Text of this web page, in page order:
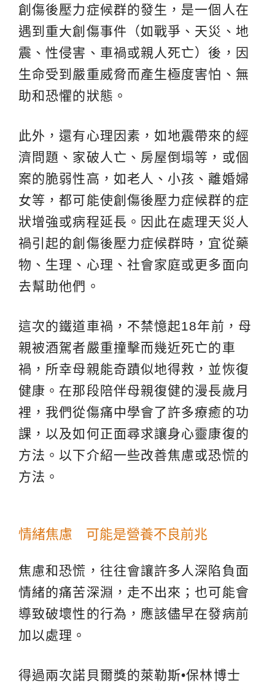
創傷後壓力症候群的發生，是一個人在
遇到重大創傷事件（如戰爭、天災、地
震、性侵害、車禍或親人死亡）後，因
生命受到嚴重威脅而產生極度害怕、無
助和恐懼的狀態。
此外，還有心理因素，如地震帶來的經
濟問題、家破人亡、房屋倒塌等，或個
案的脆弱性高，如老人、小孩、離婚婦
女等，都可能使創傷後壓力症候群的症
狀增強或病程延長。因此在處理天災人
禍引起的創傷後壓力症候群時，宜從藥
物、生理、心理、社會家庭或更多面向
去幫助他們。
這次的鐵道車禍，不禁憶起18年前，母
親被酒駕者嚴重撞擊而幾近死亡的車
禍，所幸母親能奇蹟似地得救，並恢復
健康。在那段陪伴母親復健的漫長歲月
裡，我們從傷痛中學會了許多療癒的功
課，以及如何正面尋求讓身心靈康復的
方法。以下介紹一些改善焦慮或恐慌的
方法。
情緒焦慮 可能是營養不良前兆
焦慮和恐慌，往往會讓許多人深陷負面
情緒的痛苦深淵，走不出來；也可能會
導致破壞性的行為，應該儘早在發病前
加以處理。
得過兩次諾貝爾獎的萊勒斯•保林博士